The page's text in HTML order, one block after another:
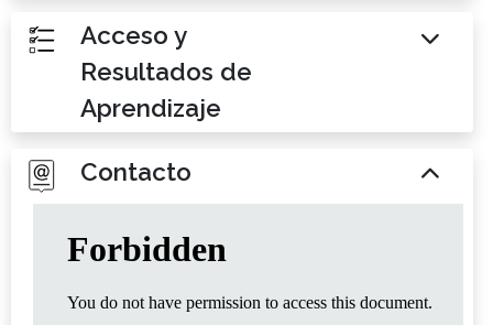
Acceso y
Resultados de
Aprendizaje
Contacto